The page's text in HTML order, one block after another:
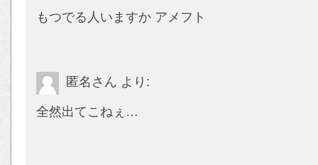
もつでる人いますか アメフト
匿名さん より:
全然出てこねぇ…